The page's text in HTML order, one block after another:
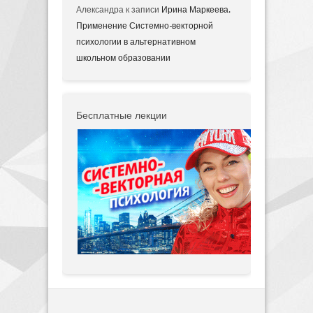
Александра к записи Ирина Маркеева.
Применение Системно-векторной
психологии в альтернативном
школьном образовании
Бесплатные лекции